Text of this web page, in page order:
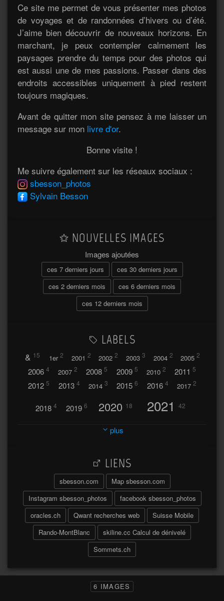
Ce site me permet de vous présenter mes photos
de voyages et de randonnées d’hivers ou d’été.
J’aime bien découvrir de nouveaux horizons. En
marchant, je peux contempler calmement les
paysages prendre du temps pour des photos qui
est aussi une de mes passions. Passer dans des
endroits accessibles uniquement à pied restent
toujours magiques.
Avant de quitter mon site pensez à me laisser un
message sur mon livre d'or.
Bonne visite !
Me suivre également sur les réseaux sociaux :
sbesson_photos
Sylvain Besson
NOUVELLES IMAGES
Images ajoutées
ces 7 derniers jours
ces 30 derniers jours
ces 2 derniers mois
ces 6 derniers mois
ces 12 derniers mois
LABELS
& 15 1er 2 2001 2 2002 2 2003 3 2004 2 2005 2
2006 4 2007 2 2008 5 2009 5 2010 2 2011 5
2012 5 2013 4 2014 3 2015 6 2016 4 2017 2
2018 4 2019 6 2020 18 2021 42
2023 32
2026
A travers l'hublot 17 Abländschen 3
Açores 2004 64 Adelboden 2
Adonis 6
Afrique du Sud 2019
Al Albert 2
plus
LIENS
sbesson.com
Map sbesson.com
Instagram sbesson_photos
facebook sbesson_photos
oracles.ch
Qwant recherches web
Suisse Mobile
Rando-MontBlanc
skiline.cc Calcul de dénivelé
Sommets.ch
6 IMAGES